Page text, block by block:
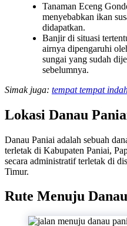
Tanaman Eceng
menyebabkan ikan
didapatkan.
Banjir di situasi
airnya dipengaruhi
sungai yang sudah
sebelumnya.
Simak juga: tempat tempat
Lokasi Danau
Danau Paniai adalah sebuah
terletak di Kabupaten Paniai,
secara administratif terletak di
Timur.
Rute Menuju